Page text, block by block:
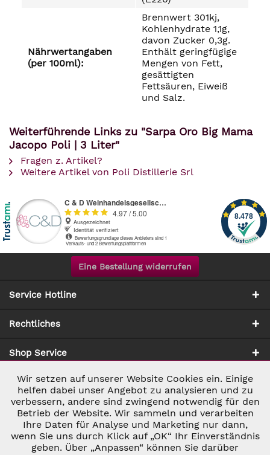
Nährwertangaben
(per 100ml):
Brennwert 301kj,
Kohlenhydrate 1,1g,
davon Zucker 0,3g.
Enthält geringfügige
Mengen von Fett,
gesättigten
Fettsäuren, Eiweiß
und Salz.
Weiterführende Links zu "Sarpa Oro Big Mama
Jacopo Poli | 3 Liter"
Fragen z. Artikel?
Weitere Artikel von Poli Distillerie Srl
Eine Bestellung widerrufen
Service Hotline
Rechtliches
Shop Service
Zahlung & Versand
Notwendig Aktiv
Marketing Inaktiv
Inaktiv
Wir setzen auf unserer Website Cookies ein. Einige
helfen dabei unser Angebot zu analysieren und zu
verbessern, andere sind zwingend notwendig für den
Betrieb der Website. Wir sammeln und verarbeiten
Ihre Daten für Analyse und Marketing nur dann,
wenn Sie uns durch Klick auf „OK“ Ihr Einverständnis
geben. Über „Anpassen“ können Sie darüber